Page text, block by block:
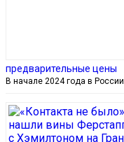
предварительные цены
В начале 2024 года в